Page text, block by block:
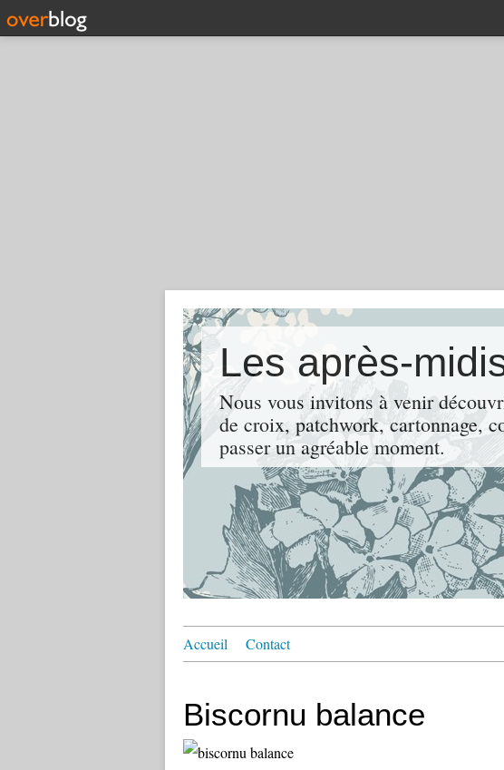
Nous vous invitons à venir
de croix, patchwork, cartonnage,
passer un agréable moment.
Accueil Contact
Biscornu balance